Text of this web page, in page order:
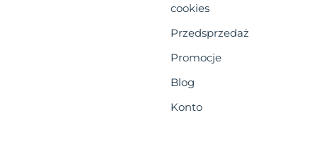
cookies
Przedsprzedaż
Promocje
Blog
Konto